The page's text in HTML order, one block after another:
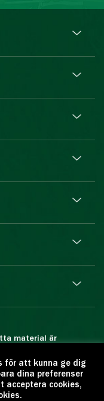
material är
är förbjuden.
källan:
utgivare:
för att kunna ge dig
dina preferenser
acceptera cookies,